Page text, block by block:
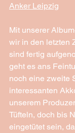
Anker Leipzig
Mit unserer
wir in den letzten
sind fertig
geht es ans
noch eine zweite
interessanten
unserem
Tüfteln, doch bis
eingetütet sein,